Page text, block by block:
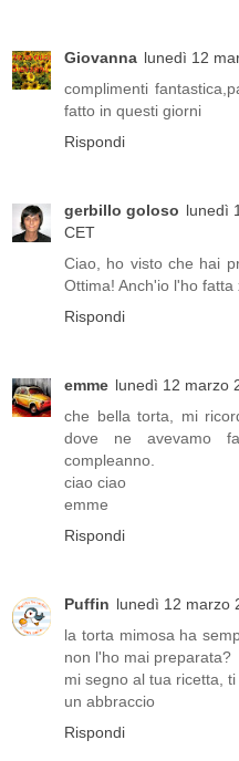
Giovanna lunedì 12
complimenti
fatto in questi giorni
Rispondi
gerbillo goloso lunedì
CET
Ciao, ho visto che hai
Ottima! Anch'io l'ho fatta
Rispondi
emme lunedì 12 marzo
che bella torta, mi
dove ne avevamo
compleanno.
ciao ciao
emme
Rispondi
Puffin lunedì 12 marzo
la torta mimosa ha
non l'ho mai preparata?
mi segno al tua ricetta,
un abbraccio
Rispondi